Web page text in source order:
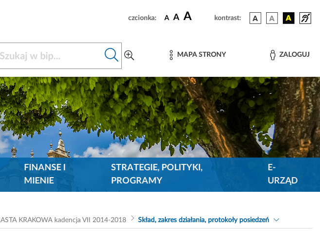
czcionka: A A A kontrast:
MAPA STRONY ZALOGUJ
FINANSE I
MIENIE
STRATEGIE, POLITYKI,
PROGRAMY
E-
URZĄD
KRAKOWA kadencja VII 2014-2018 Skład, zakres działania, protokoły posiedzeń